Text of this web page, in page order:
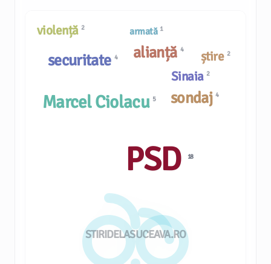
STIRIDELASUCEAVA.RO
știre 2
violență 2
Sinaia 2
securitate 4
armată 1
sondaj4
PSD 18
Marcel Ciolacu 5
alianță 4